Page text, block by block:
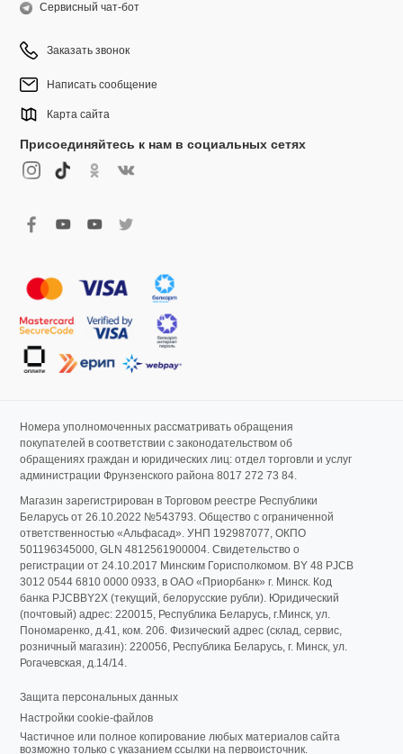
Сервисный чат-бот
Заказать звонок
Написать сообщение
Карта сайта
Присоединяйтесь к нам в социальных сетях
Номера уполномоченных рассматривать обращения
покупателей в соответствии с законодательством об
обращениях граждан и юридических лиц: отдел торговли и услуг
администрации Фрунзенского района 8017 272 73 84.
Магазин зарегистрирован в Торговом реестре Республики
Беларусь от 26.10.2022 №543793. Общество с ограниченной
ответственностью «Альфасад». УНП 192987077, ОКПО
501196345000, GLN 4812561900004. Свидетельство о
регистрации от 24.10.2017 Минским Горисполкомом. BY 48 PJCB
3012 0544 6810 0000 0933, в ОАО «Приорбанк» г. Минск. Код
банка PJCBBY2X (текущий, белорусские рубли). Юридический
(почтовый) адрес: 220015, Республика Беларусь, г.Минск, ул.
Пономаренко, д.41, ком. 206. Физический адрес (склад, сервис,
розничный магазин): 220056, Республика Беларусь, г. Минск, ул.
Рогачевская, д.14/14.
Защита персональных данных
Настройки cookie-файлов
Частичное или полное копирование любых материалов сайта
возможно только с указанием ссылки на первоисточник.